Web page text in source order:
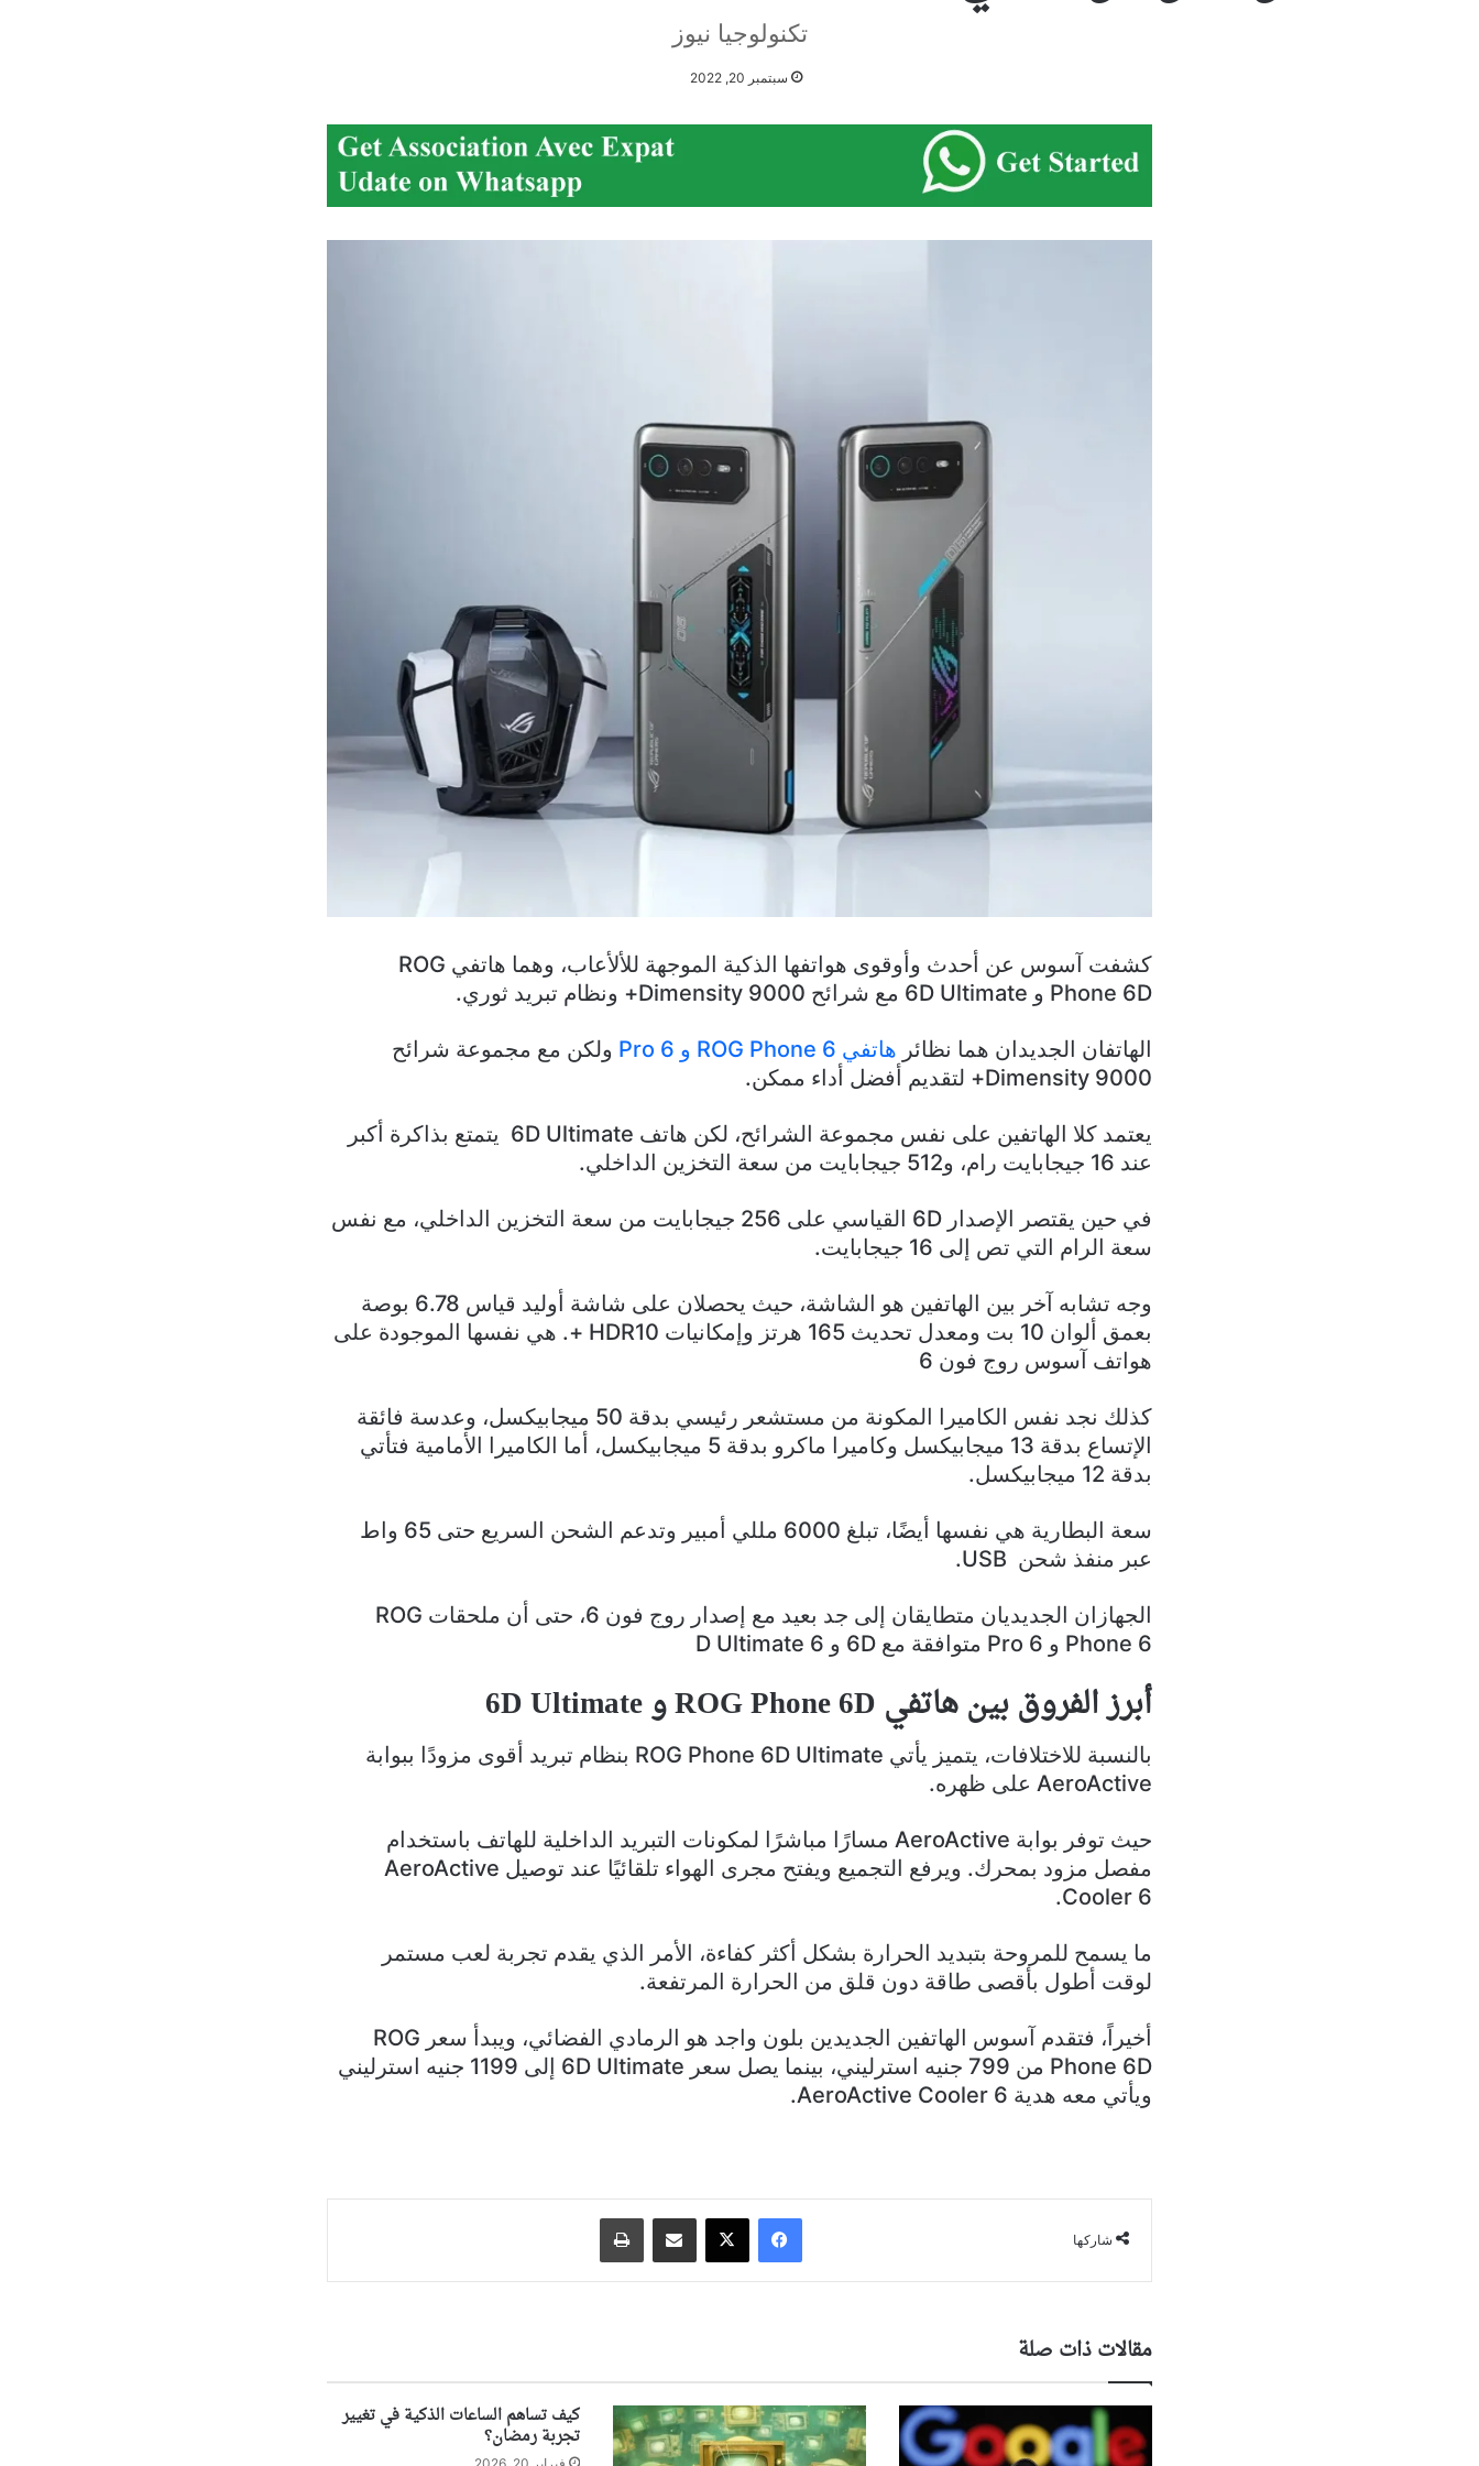
تكنولوجيا نيوز
سبتمبر 20, 2022
كشفت آسوس عن أحدث وأوقوى هواتفها الذكية الموجهة للألأعاب، وهما هاتفي ROG
Phone 6D و 6D Ultimate مع شرائح Dimensity 9000+ ونظام تبريد ثوري.
الهاتفان الجديدان هما نظائر هاتفي ROG Phone 6 و 6 Pro
ولكن مع مجموعة شرائح
Dimensity 9000+ لتقديم أفضل أداء ممكن.
يعتمد كلا الهاتفين على نفس مجموعة الشرائح، لكن هاتف 6D Ultimate يتمتع بذاكرة أكبر
عند 16 جيجابايت رام، و512 جيجابايت من سعة التخزين الداخلي.
في حين يقتصر الإصدار 6D القياسي على 256 جيجابايت من سعة التخزين الداخلي، مع نفس
سعة الرام التي تص إلى 16 جيجابايت.
وجه تشابه آخر بين الهاتفين هو الشاشة، حيث يحصلان على شاشة أوليد قياس 6.78 بوصة
بعمق ألوان 10 بت ومعدل تحديث 165 هرتز وإمكانيات HDR10 +. هي نفسها الموجودة على
هواتف آسوس روج فون 6
كذلك نجد نفس الكاميرا المكونة من مستشعر رئيسي بدقة 50 ميجابيكسل، وعدسة فائقة
الإتساع بدقة 13 ميجابيكسل وكاميرا ماكرو بدقة 5 ميجابيكسل، أما الكاميرا الأمامية فتأتي
بدقة 12 ميجابيكسل.
سعة البطارية هي نفسها أيضًا، تبلغ 6000 مللي أمبير وتدعم الشحن السريع حتى 65 واط
عبر منفذ شحن USB.
الجهازان الجديديان متطايقان إلى جد بعيد مع إصدار روج فون 6، حتى أن ملحقات ROG
Phone 6 و 6 Pro متوافقة مع 6D و 6 D Ultimate
أبرز الفروق بين هاتفي ROG Phone 6D و 6D Ultimate
بالنسبة للاختلافات، يتميز يأتي ROG Phone 6D Ultimate بنظام تبريد أقوى مزودًا ببوابة
AeroActive على ظهره.
حيث توفر بوابة AeroActive مسارًا مباشرًا لمكونات التبريد الداخلية للهاتف باستخدام
مفصل مزود بمحرك. ويرفع التجميع ويفتح مجرى الهواء تلقائيًا عند توصيل AeroActive
Cooler 6.
ما يسمح للمروحة بتبديد الحرارة بشكل أكثر كفاءة، الأمر الذي يقدم تجربة لعب مستمر
لوقت أطول بأقصى طاقة دون قلق من الحرارة المرتفعة.
أخيراً، فتقدم آسوس الهاتفين الجديدين بلون واجد هو الرمادي الفضائي، ويبدأ سعر ROG
Phone 6D من 799 جنيه استرليني، بينما يصل سعر 6D Ultimate إلى 1199 جنيه استرليني
ويأتي معه هدية AeroActive Cooler 6.
شاركها
فيسبوك ‫X مشاركة عبر البريد طباعة
مقالات ذات صلة
كيف تساهم الساعات الذكية في تغيير
تجربة رمضان؟